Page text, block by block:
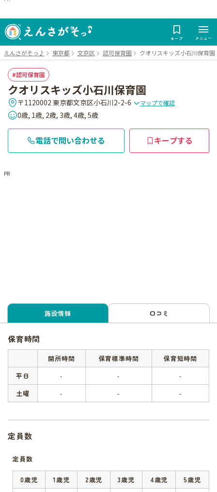
キープ メニュー
えんさがそっ♪ 東京都 文京区 認可保育園 クオリスキッズ小石川保育園
認可保育園
クオリスキッズ小石川保育園
〒1120002 東京都文京区小石川2-2-6 マップで確認
0歳, 1歳, 2歳, 3歳, 4歳, 5歳
電話で問い合わせる キープする
PR
施設情報 口コミ
保育時間
開所時間 保育標準時間
保育短時間
平日
- -
-
土曜
- - -
定員数
定員数
0歳児 1歳児 2歳児 3歳児 4歳児
5歳児